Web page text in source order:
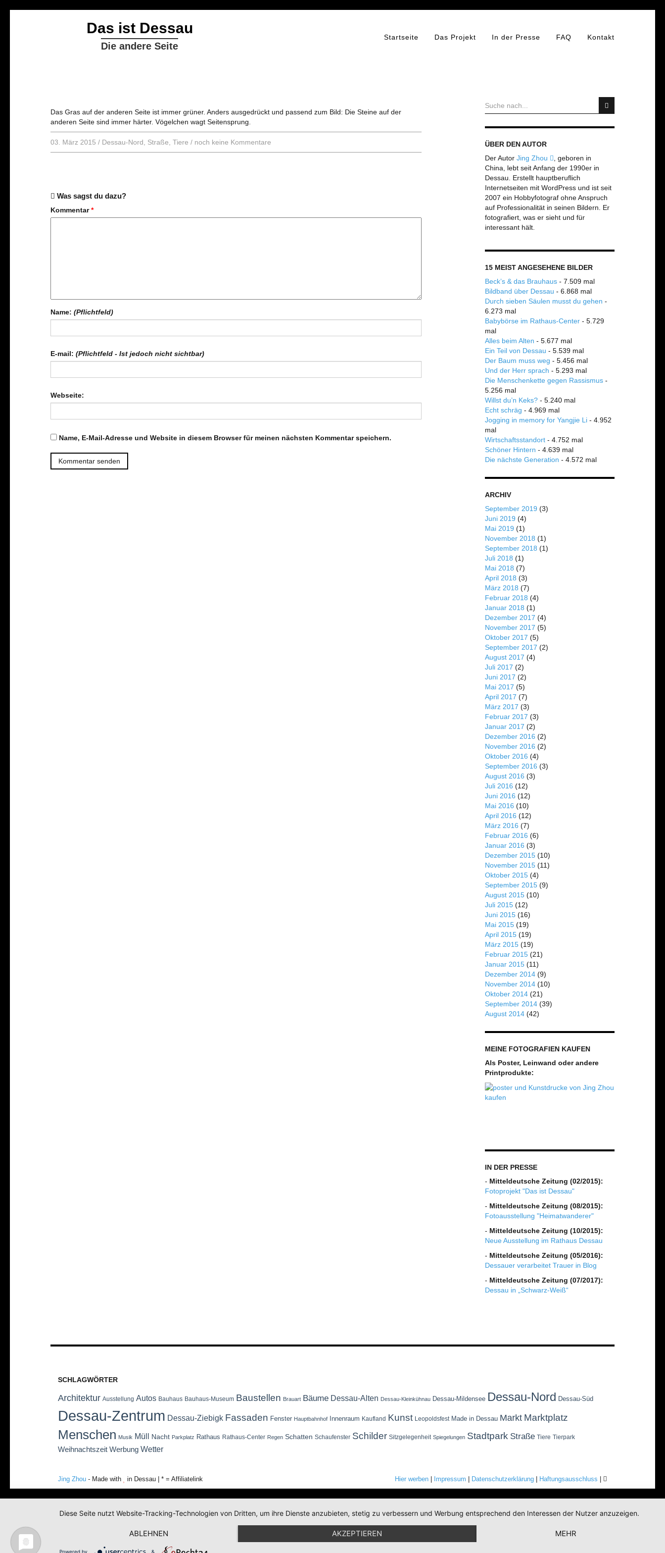
Das ist Dessau
Die andere Seite
Startseite Das Projekt In der Presse FAQ Kontakt
Das Gras auf der anderen Seite ist immer grüner. Anders ausgedrückt und passend zum Bild: Die Steine auf der
anderen Seite sind immer härter. Vögelchen wagt Seitensprung.
03. März 2015 / Dessau-Nord Straße Tiere / noch keine Kommentare
Was sagst du dazu?
Kommentar*
Name: (Pflichtfeld)
E-mail: (Pflichtfeld - Ist jedoch nicht sichtbar)
Webseite:
Name, E-Mail-Adresse und Website in diesem Browser für meinen nächsten Kommentar speichern.
ÜBER DEN AUTOR
Der Autor Jing Zhou
, geboren in
China, lebt seit Anfang der 1990er in
Dessau. Erstellt hauptberuflich
Internetseiten mit WordPress und ist seit
2007 ein Hobbyfotograf ohne Anspruch
auf Professionalität in seinen Bildern. Er
fotografiert, was er sieht und für
interessant hält.
15 MEIST ANGESEHENE BILDER
Beck’s & das Brauhaus- 7.509 mal
Bildband über Dessau - 6.868 mal
Durch sieben Säulen musst du gehen -
6.273 mal
Babybörse im Rathaus-Center- 5.729
mal
Alles beim Alten - 5.677 mal
Ein Teil von Dessau - 5.539 mal
Der Baum muss weg - 5.456 mal
Und der Herr sprach - 5.293 mal
Die Menschenkette gegen Rassismus-
5.256 mal
Willst du’n Keks?- 5.240 mal
Echt schräg - 4.969 mal
Jogging in memory for Yangjie Li- 4.952
mal
Wirtschaftsstandort- 4.752 mal
Schöner Hintern - 4.639 mal
Die nächste Generation - 4.572 mal
ARCHIV
September 2019 (3)
Juni 2019 (4)
Mai 2019 (1)
November 2018 (1)
September 2018 (1)
Juli 2018 (1)
Mai 2018 (7)
April 2018 (3)
März 2018 (7)
Februar 2018 (4)
Januar 2018 (1)
Dezember 2017 (4)
November 2017 (5)
Oktober 2017 (5)
September 2017 (2)
August 2017 (4)
Juli 2017 (2)
Juni 2017 (2)
Mai 2017 (5)
April 2017 (7)
März 2017 (3)
Februar 2017 (3)
Januar 2017 (2)
Dezember 2016 (2)
November 2016 (2)
Oktober 2016 (4)
September 2016 (3)
August 2016 (3)
Juli 2016 (12)
Juni 2016 (12)
Mai 2016 (10)
April 2016 (12)
März 2016 (7)
Februar 2016 (6)
Januar 2016 (3)
Dezember 2015(10)
November 2015(11)
Oktober 2015(4)
September 2015(9)
August 2015(10)
Juli 2015(12)
Juni 2015(16)
Mai 2015(19)
April 2015(19)
März 2015(19)
Februar 2015(21)
Januar 2015(11)
Dezember 2014(9)
November 2014(10)
Oktober 2014(21)
September 2014(39)
August 2014(42)
MEINE FOTOGRAFIEN KAUFEN
Als Poster, Leinwand oder andere
Printprodukte:
IN DER PRESSE
- Mitteldeutsche Zeitung (02/2015):
Fotoprojekt "Das ist Dessau"
- Mitteldeutsche Zeitung (08/2015):
Fotoausstellung "Heimatwanderer"
- Mitteldeutsche Zeitung (10/2015):
Neue Ausstellung im Rathaus Dessau
- Mitteldeutsche Zeitung (05/2016):
Dessauer verarbeitet Trauer in Blog
- Mitteldeutsche Zeitung (07/2017):
Dessau in „Schwarz-Weiß“
SCHLAGWÖRTER
Architektur Ausstellung Autos Bauhaus Bauhaus-Museum Baustellen Brauart Bäume Dessau-Alten Dessau-Kleinkühnau Dessau-Mildensee Dessau-Nord Dessau-Süd
Dessau-Zentrum Dessau-Ziebigk Fassaden Fenster Hauptbahnhof Innenraum Kaufland Kunst Leopoldsfest Made in Dessau Markt Marktplatz
Menschen Musik Müll Nacht Parkplatz Rathaus Rathaus-Center Regen Schatten Schaufenster Schilder Sitzgelegenheit Spiegelungen Stadtpark Straße Tiere Tierpark
Weihnachtszeit Werbung Wetter
Jing Zhou - Made with in Dessau | * = Affiliatelink Hier werben Impressum Datenschutzerklärung Haftungsausschluss
Diese Seite nutzt Website-Tracking-Technologien von Dritten, um ihre Dienste anzubieten, stetig zu verbessern und Werbung entsprechend den Interessen der Nutzer anzuzeigen.
ABLEHNEN AKZEPTIEREN MEHR
Powered by &